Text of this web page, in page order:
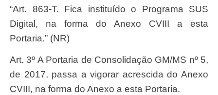
“Art. 863-T. Fica instituído o Programa SUS
Digital, na forma do Anexo CVIII a esta
Portaria.” (NR)
Art. 3º A Portaria de Consolidação GM/MS nº 5,
de 2017, passa a vigorar acrescida do Anexo
CVIII, na forma do Anexo a esta Portaria.